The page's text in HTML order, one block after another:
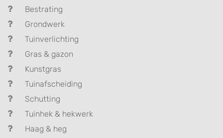
Bestrating
Grondwerk
Tuinverlichting
Gras & gazon
Kunstgras
Tuinafscheiding
Schutting
Tuinhek & hekwerk
Haag & heg